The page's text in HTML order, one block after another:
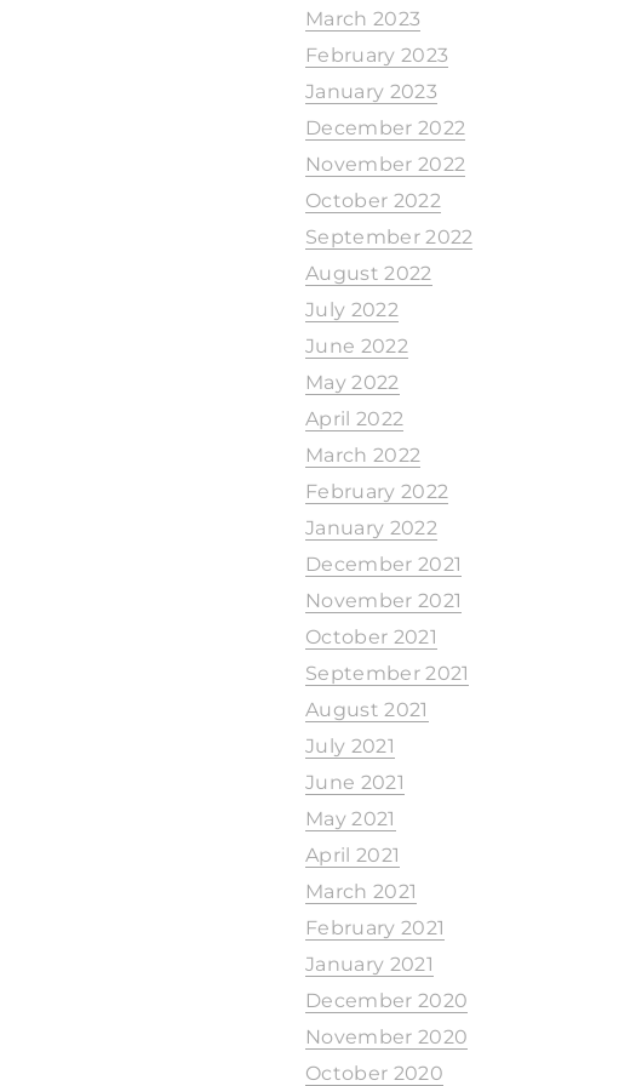
March 2023
February 2023
January 2023
December 2022
November 2022
October 2022
September 2022
August 2022
July 2022
June 2022
May 2022
April 2022
March 2022
February 2022
January 2022
December 2021
November 2021
October 2021
September 2021
August 2021
July 2021
June 2021
May 2021
April 2021
March 2021
February 2021
January 2021
December 2020
November 2020
October 2020